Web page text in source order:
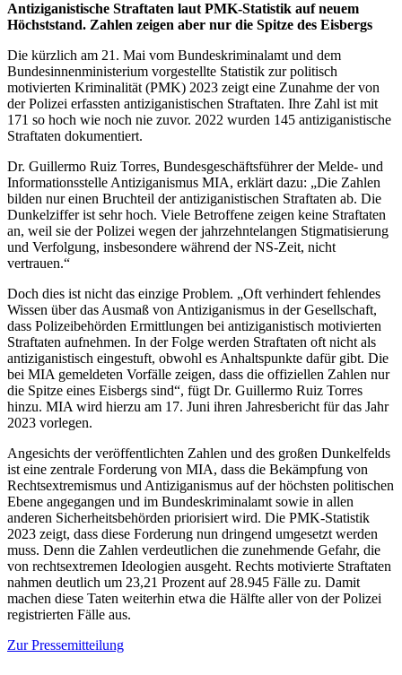
Antiziganistische Straftaten laut PMK-Statistik auf neuem
Höchststand. Zahlen zeigen aber nur die Spitze des Eisbergs
Die kürzlich am 21. Mai vom Bundeskriminalamt und dem
Bundesinnenministerium vorgestellte Statistik zur politisch
motivierten Kriminalität (PMK) 2023 zeigt eine Zunahme der von
der Polizei erfassten antiziganistischen Straftaten. Ihre Zahl ist mit
171 so hoch wie noch nie zuvor. 2022 wurden 145 antiziganistische
Straftaten dokumentiert.
Dr. Guillermo Ruiz Torres, Bundesgeschäftsführer der Melde- und
Informationsstelle Antiziganismus MIA, erklärt dazu: „Die Zahlen
bilden nur einen Bruchteil der antiziganistischen Straftaten ab. Die
Dunkelziffer ist sehr hoch. Viele Betroffene zeigen keine Straftaten
an, weil sie der Polizei wegen der jahrzehntelangen Stigmatisierung
und Verfolgung, insbesondere während der NS-Zeit, nicht
vertrauen.“
Doch dies ist nicht das einzige Problem. „Oft verhindert fehlendes
Wissen über das Ausmaß von Antiziganismus in der Gesellschaft,
dass Polizeibehörden Ermittlungen bei antiziganistisch motivierten
Straftaten aufnehmen. In der Folge werden Straftaten oft nicht als
antiziganistisch eingestuft, obwohl es Anhaltspunkte dafür gibt. Die
bei MIA gemeldeten Vorfälle zeigen, dass die offiziellen Zahlen nur
die Spitze eines Eisbergs sind“, fügt Dr. Guillermo Ruiz Torres
hinzu. MIA wird hierzu am 17. Juni ihren Jahresbericht für das Jahr
2023 vorlegen.
Angesichts der veröffentlichten Zahlen und des großen Dunkelfelds
ist eine zentrale Forderung von MIA, dass die Bekämpfung von
Rechtsextremismus und Antiziganismus auf der höchsten politischen
Ebene angegangen und im Bundeskriminalamt sowie in allen
anderen Sicherheitsbehörden priorisiert wird. Die PMK-Statistik
2023 zeigt, dass diese Forderung nun dringend umgesetzt werden
muss. Denn die Zahlen verdeutlichen die zunehmende Gefahr, die
von rechtsextremen Ideologien ausgeht. Rechts motivierte Straftaten
nahmen deutlich um 23,21 Prozent auf 28.945 Fälle zu. Damit
machen diese Taten weiterhin etwa die Hälfte aller von der Polizei
registrierten Fälle aus.
Zur Pressemitteilung